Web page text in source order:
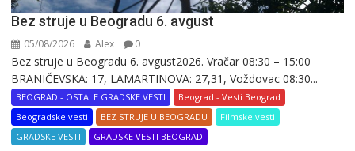
Bez struje u Beogradu 6. avgust
05/08/2026 Alex 0
Bez struje u Beogradu 6. avgust2026. Vračar 08:30 – 15:00
BRANIČEVSKA: 17, LAMARTINOVA: 27,31, Voždovac 08:30...
BEOGRAD - OSTALE GRADSKE VESTI
Beograd - Vesti Beograd
Beogradske vesti
BEZ STRUJE U BEOGRADU
Filmske vesti
GRADSKE VESTI
GRADSKE VESTI BEOGRAD